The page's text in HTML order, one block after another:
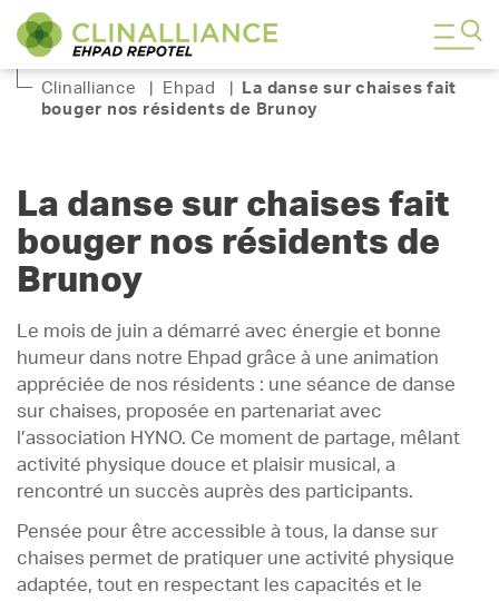
Clinalliance Ehpad
La danse sur chaises fait
bouger nos résidents de Brunoy
La danse sur chaises fait
bouger nos résidents de
Brunoy
Le mois de juin a démarré avec énergie et bonne
humeur dans notre Ehpad grâce à une animation
appréciée de nos résidents : une séance de danse
sur chaises, proposée en partenariat avec
l’association HYNO. Ce moment de partage, mêlant
activité physique douce et plaisir musical, a
rencontré un succès auprès des participants.
Pensée pour être accessible à tous, la danse sur
chaises permet de pratiquer une activité physique
adaptée, tout en respectant les capacités et le